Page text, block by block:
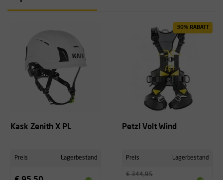
Kask Zenith X PL
Preis Lagerbestand
30% RABATT
Petzl Volt Wind
Preis Lagerbestand
€ 344,95